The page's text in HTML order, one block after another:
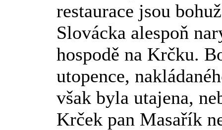
restaurace jsou
Slovácka alespoň
hospodě na Krčku.
utopence,
však byla utajena,
Krček pan Masařík